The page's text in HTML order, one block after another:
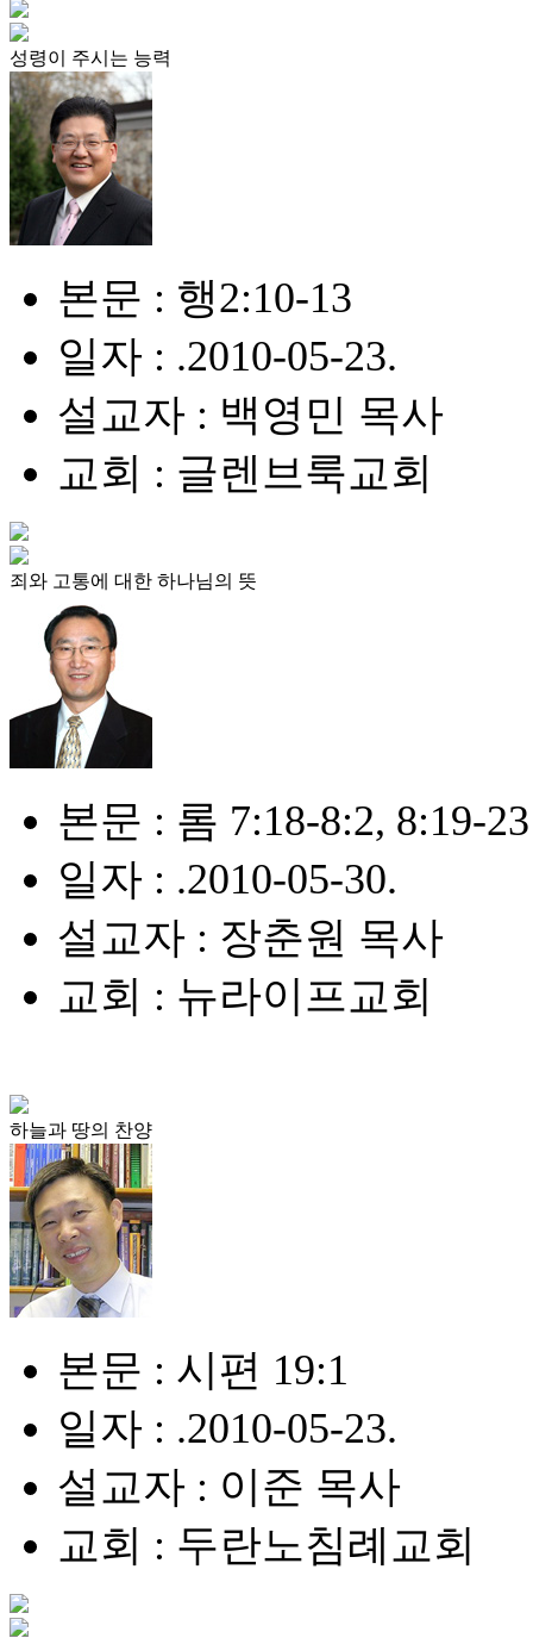
성령이 주시는 능력
본문 : 행2:10-13
일자 : .2010-05-23.
설교자 : 백영민 목사
교회 : 글렌브룩교회
죄와 고통에 대한 하나님의 뜻
본문 : 롬 7:18-8:2, 8:19-23
일자 : .2010-05-30.
설교자 : 장춘원 목사
교회 : 뉴라이프교회
하늘과 땅의 찬양
본문 : 시편 19:1
일자 : .2010-05-23.
설교자 : 이준 목사
교회 : 두란노침례교회